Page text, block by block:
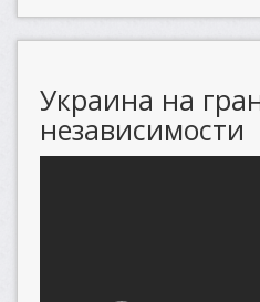
Украина на
независимости